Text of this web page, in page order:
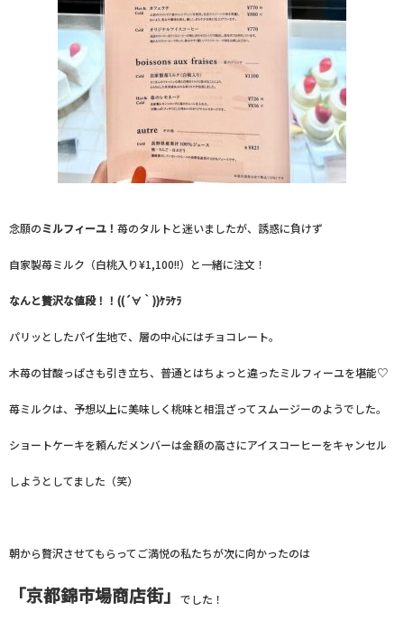
念願のミルフィーユ！ 苺のタルトと迷いましたが、誘惑に負けず
自家製苺ミルク（白桃入り¥1,100!!）と一緒に注文！
なんと贅沢な値段！！((´∀｀))ｹﾗｹﾗ
パリッとしたパイ生地で、層の中心にはチョコレート。
木苺の甘酸っぱさも引き立ち、普通とはちょっと違ったミルフィーユを堪能♡
苺ミルクは、予想以上に美味しく桃味と相混ざってスムージーのようでした。
ショートケーキを頼んだメンバーは金額の高さにアイスコーヒーをキャンセル
しようとしてました（笑）
朝から贅沢させてもらってご満悦の私たちが次に向かったのは
「京都錦市場商店街」 でした！